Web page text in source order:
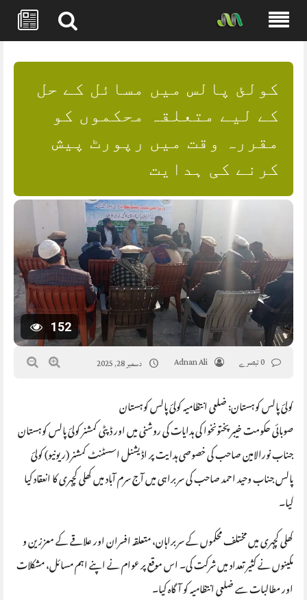
content
کولئ پالس میں مسائل کے حل
کے لیے متعلقہ محکموں کو
مقررہ وقت میں رپورٹ پیش
کرنے کی ہدایت
152
Adnan Ali دسمبر 28, 2025
کولئ پالس کوہستان: ضلعی انتظامیہ کولئ پالس کوہستان
صوبائی حکومت خیبر پختونخوا کی ہدایات کی روشنی میں اور ڈپٹی کمشنر کولئ پالس کوہستان
جناب نورالامین صاحب کی خصوصی ہدایت پر اڈیشنل اسسٹنٹ کمشنر (ریونیو) کولئ
پالس جناب وحید احمد صاحب کی سربراہی میں آج سرم آباد میں کھلی کچہری کا انعقاد کیا
گیا۔
کھلی کچہری میں مختلف محکموں کے سربراہان، متعلقہ افسران اور علاقے کے معززین و
مکینوں نے کثیر تعداد میں شرکت کی۔ اس موقع پر عوام نے اپنے اہم مسائل، مشکلات
اور مطالبات سے ضلعی انتظامیہ کو آگاہ کیا۔